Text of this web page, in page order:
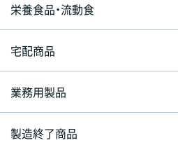
栄養食品・流動食
宅配商品
業務用製品
製造終了商品